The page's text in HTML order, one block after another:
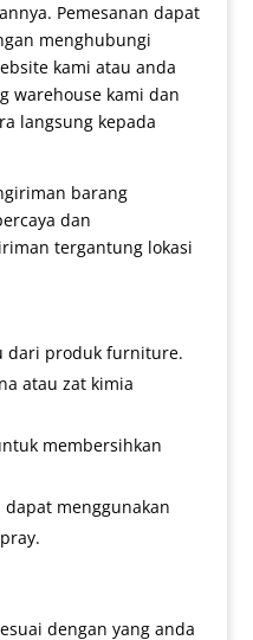
Pemesanan dapat
menghubungi
kami atau anda
warehouse kami dan
langsung kepada
barang
dan
tergantung lokasi
dari produk furniture.
atau zat kimia
membersihkan
menggunakan
dengan yang anda